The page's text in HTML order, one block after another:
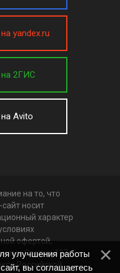
yandex.ru
2ГИС
Avito
на то, что
носит
характер
офертой,
Статьи 437
Российской
улучшения работы
вы соглашаетесь